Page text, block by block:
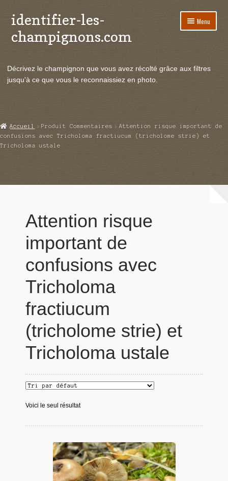
Aller
à
la
Aller
au
contenu
identifier-les-
champignons.com
Menu
le
Actualités
menu
enfant
Echanges et contacts
Ouvrir
le
Mycologie
Décrivez le champignon que vous avez récolté grâce aux filtres
jusqu'à ce que vous le reconnaissiez en photo.
Accueil Produit Commentaires
Attention risque important de
confusions avec Tricholoma fractiucum (tricholome strie) et
Tricholoma ustale
Attention risque
important de
confusions avec
Tricholoma
fractiucum
(tricholome strie) et
Tricholoma ustale
Voici le seul résultat